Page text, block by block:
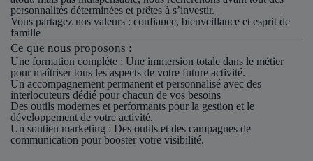
personnalités déterminées et prêtes à s’investir.
Vous partagez nos valeurs : confiance, bienveillance et esprit de
famille
Ce que nous proposons :
Une formation complète : Une immersion totale dans le métier
pour maîtriser tous les aspects de votre future activité.
Un accompagnement permanent et personnalisé avec des
interlocuteurs dédié pour chacun de vos besoins
Des outils modernes et performants pour la gestion et le
développement de votre activité.
Un soutien marketing : Des outils et des campagnes de
communication pour booster votre visibilité.